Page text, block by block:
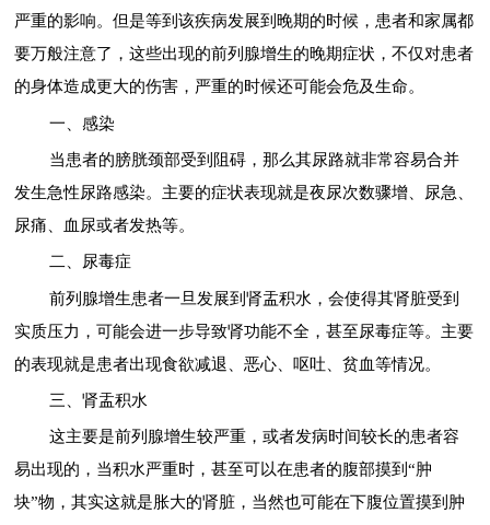
严重的影响。但是等到该疾病发展到晚期的时候，患者和家属都
要万般注意了，这些出现的前列腺增生的晚期症状，不仅对患者
的身体造成更大的伤害，严重的时候还可能会危及生命。
一、感染
当患者的膀胱颈部受到阻碍，那么其尿路就非常容易合并
发生急性尿路感染。主要的症状表现就是夜尿次数骤增、尿急、
尿痛、血尿或者发热等。
二、尿毒症
前列腺增生患者一旦发展到肾盂积水，会使得其肾脏受到
实质压力，可能会进一步导致肾功能不全，甚至尿毒症等。主要
的表现就是患者出现食欲减退、恶心、呕吐、贫血等情况。
三、肾盂积水
这主要是前列腺增生较严重，或者发病时间较长的患者容
易出现的，当积水严重时，甚至可以在患者的腹部摸到“肿
块”物，其实这就是胀大的肾脏，当然也可能在下腹位置摸到肿